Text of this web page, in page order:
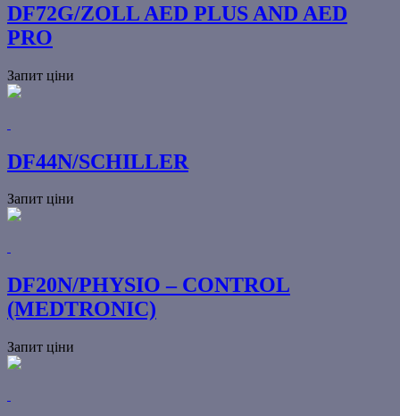
DF72G/ZOLL AED PLUS AND AED
PRO
Запит ціни
DF44N/SCHILLER
Запит ціни
DF20N/PHYSIO – CONTROL
(MEDTRONIC)
Запит ціни